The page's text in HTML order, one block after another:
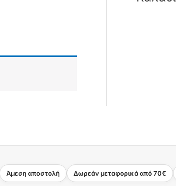
Άμεση αποστολή Δωρεάν μεταφορικά από 70€